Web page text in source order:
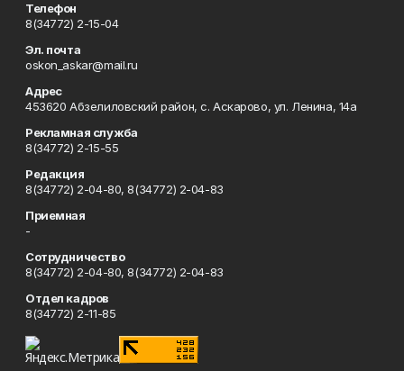
Телефон
8(34772) 2-15-04
Эл. почта
oskon_askar@mail.ru
Адрес
453620 Абзелиловский район, с. Аскарово, ул. Ленина, 14а
Рекламная служба
8(34772) 2-15-55
Редакция
8(34772) 2-04-80, 8(34772) 2-04-83
Приемная
-
Сотрудничество
8(34772) 2-04-80, 8(34772) 2-04-83
Отдел кадров
8(34772) 2-11-85